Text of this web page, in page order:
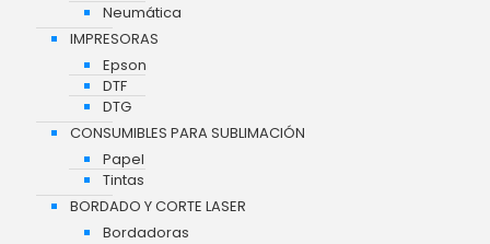
Neumática
IMPRESORAS
Epson
DTF
DTG
CONSUMIBLES PARA SUBLIMACIÓN
Papel
Tintas
BORDADO Y CORTE LASER
Bordadoras